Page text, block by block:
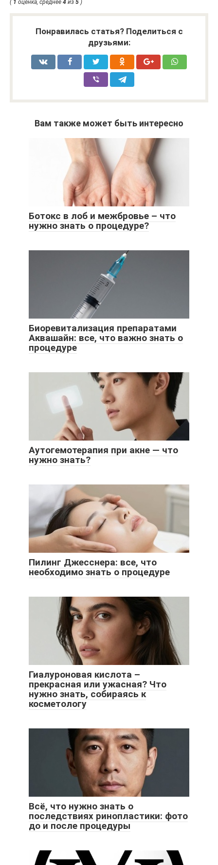
( 1 оценка, среднее 4 из 5 )
Понравилась статья? Поделиться с
друзьями:
Вам также может быть интересно
Ботокс в лоб и межбровье – что
нужно знать о процедуре?
Биоревитализация препаратами
Аквашайн: все, что важно знать о
процедуре
Аутогемотерапия при акне — что
нужно знать?
Пилинг Джесснера: все, что
необходимо знать о процедуре
Гиалуроновая кислота –
прекрасная или ужасная? Что
нужно знать, собираясь к
косметологу
Всё, что нужно знать о
последствиях ринопластики: фото
до и после процедуры